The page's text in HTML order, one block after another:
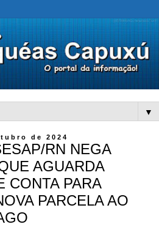
▼
de 2024
RN NEGA
AGUARDA
CONTA PARA
PARCELA AO